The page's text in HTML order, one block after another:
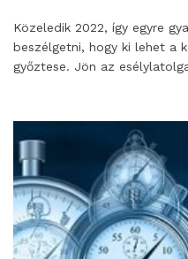
Közeledik 2022, így egyre
beszélgetni, hogy ki lehet a
győztese. Jön az